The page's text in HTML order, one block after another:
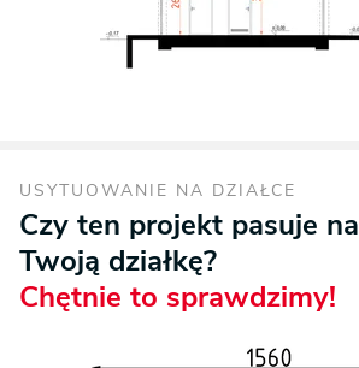
USYTUOWANIE NA DZIAŁCE
Czy ten projekt pasuje na
Twoją działkę?
Chętnie to sprawdzimy!